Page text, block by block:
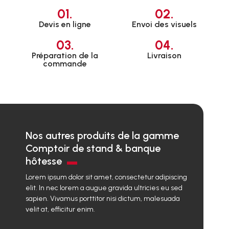
01.
Devis en ligne
02.
Envoi des visuels
03.
Préparation de la
commande
04.
Livraison
Nos autres produits de la gamme
Comptoir de stand & banque
hôtesse
Lorem ipsum dolor sit amet, consectetur adipiscing
elit. In nec lorem a augue gravida ultricies eu sed
sapien. Vivamus porttitor nisi dictum, malesuada
velit at, efficitur enim.